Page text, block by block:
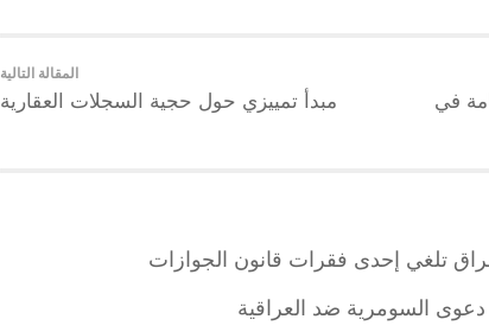
في
المقالة التالية
مبدأ تمييزي حول حجية السجلات العقارية
تلغي إحدى فقرات قانون الجوازات
السومرية ضد العراقية